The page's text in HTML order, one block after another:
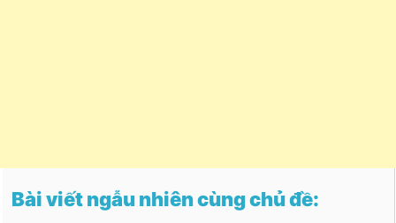
Bài viết ngẫu nhiên cùng chủ đề: